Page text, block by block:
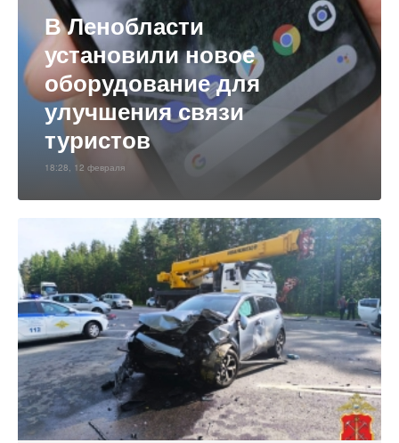
В Ленобласти
установили новое
оборудование для
улучшения связи
туристов
18:28, 12 февраля